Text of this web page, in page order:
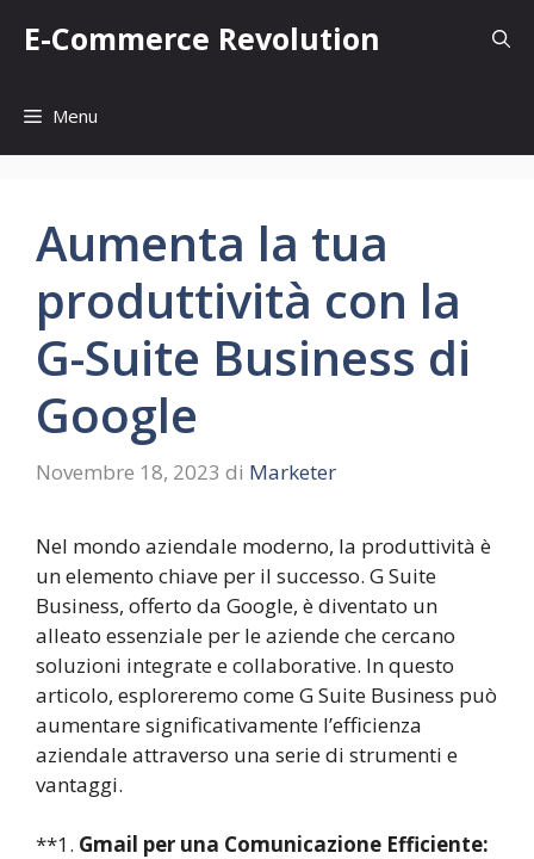
E-Commerce Revolution
Menu
Aumenta la tua
produttività con la
G-Suite Business di
Google
Novembre 18, 2023 di Marketer
Nel mondo aziendale moderno, la produttività è
un elemento chiave per il successo. G Suite
Business, offerto da Google, è diventato un
alleato essenziale per le aziende che cercano
soluzioni integrate e collaborative. In questo
articolo, esploreremo come G Suite Business può
aumentare significativamente l’efficienza
aziendale attraverso una serie di strumenti e
vantaggi.
**1. Gmail per una Comunicazione Efficiente: